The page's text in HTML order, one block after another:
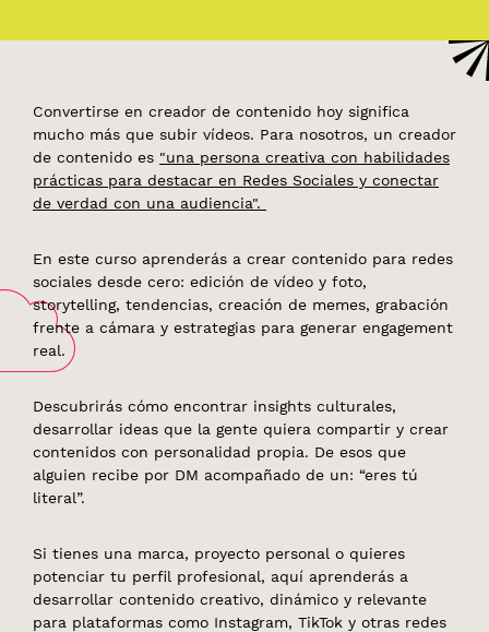
Convertirse en creador de contenido hoy significa
mucho más que subir vídeos. Para nosotros, un creador
de contenido es "una persona creativa con habilidades
prácticas para destacar en Redes Sociales y conectar
de verdad con una audiencia".
En este curso aprenderás a crear contenido para redes
sociales desde cero: edición de vídeo y foto,
storytelling, tendencias, creación de memes, grabación
frente a cámara y estrategias para generar engagement
real.
Descubrirás cómo encontrar insights culturales,
desarrollar ideas que la gente quiera compartir y crear
contenidos con personalidad propia. De esos que
alguien recibe por DM acompañado de un: “eres tú
literal”.
Si tienes una marca, proyecto personal o quieres
potenciar tu perfil profesional, aquí aprenderás a
desarrollar contenido creativo, dinámico y relevante
para plataformas como Instagram, TikTok y otras redes